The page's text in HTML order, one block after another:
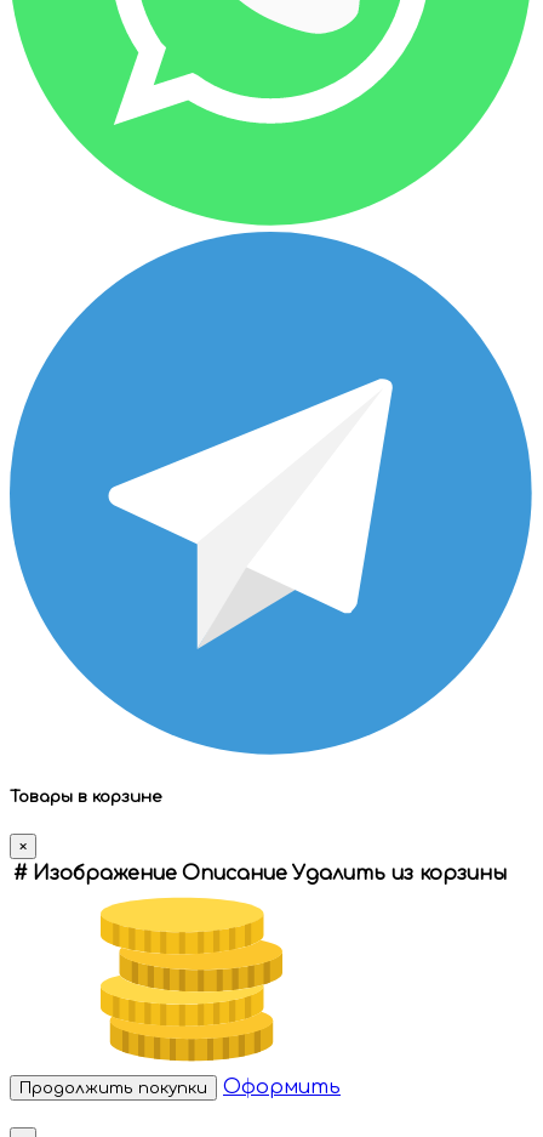
Товары в корзине
×
# Изображение Описание Удалить из корзины
Продолжить покупки Оформить